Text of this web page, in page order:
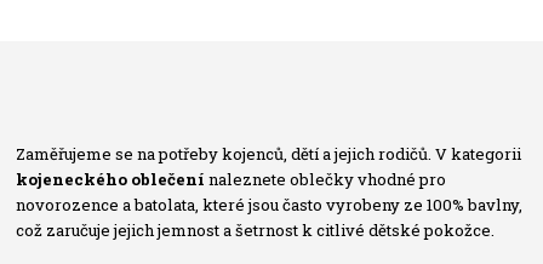
Zaměřujeme se na potřeby kojenců, dětí a jejich rodičů. V kategorii
kojeneckého oblečení naleznete oblečky vhodné pro
novorozence a batolata, které jsou často vyrobeny ze 100% bavlny,
což zaručuje jejich jemnost a šetrnost k citlivé dětské pokožce.